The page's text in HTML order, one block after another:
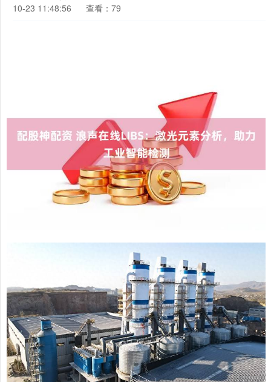
10-23 11:48:56
查看：79